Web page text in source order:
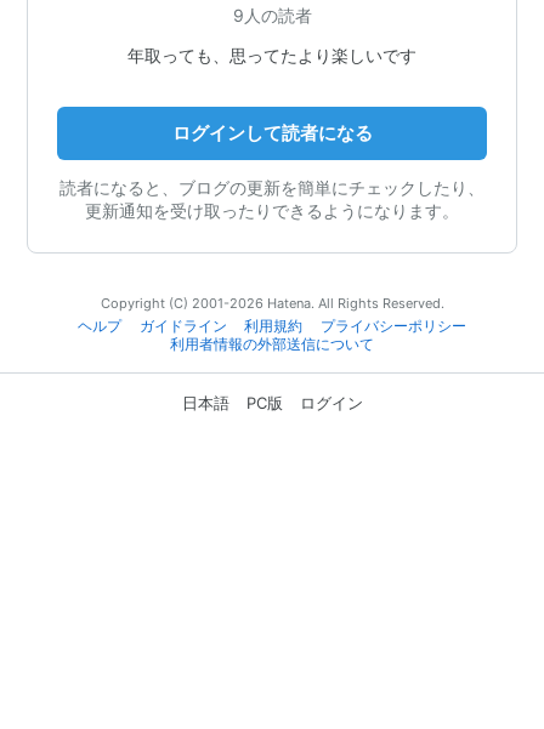
9人の読者
年取っても、思ってたより楽しいです
ログインして読者になる
読者になると、ブログの更新を簡単にチェックしたり、
更新通知を受け取ったりできるようになります。
Copyright (C) 2001-2026 Hatena. All Rights Reserved.
ヘルプ
ガイドライン 利用規約
プライバシーポリシー
利用者情報の外部送信について
日本語 PC版 ログイン